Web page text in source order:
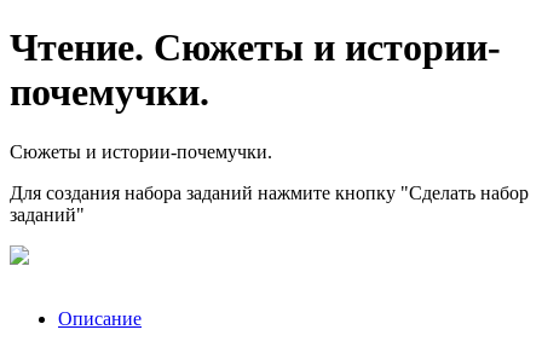
Чтение. Сюжеты и истории-
почемучки.
Сюжеты и истории-почемучки.
Для создания набора заданий нажмите кнопку "Сделать набор
заданий"
Описание